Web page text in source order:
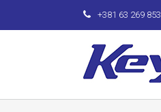
+381 63 269 853